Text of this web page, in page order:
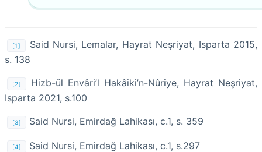
[1]
Said Nursi, Lemalar, Hayrat Neşriyat, Isparta 2015,
s. 138
[2] Hizb-ül Envâri’l Hakâiki’n-Nûriye, Hayrat Neşriyat,
Isparta 2021, s.100
[3] Said Nursi, Emirdağ Lahikası, c.1, s. 359
[4] Said Nursi, Emirdağ Lahikası, c.1, s.297